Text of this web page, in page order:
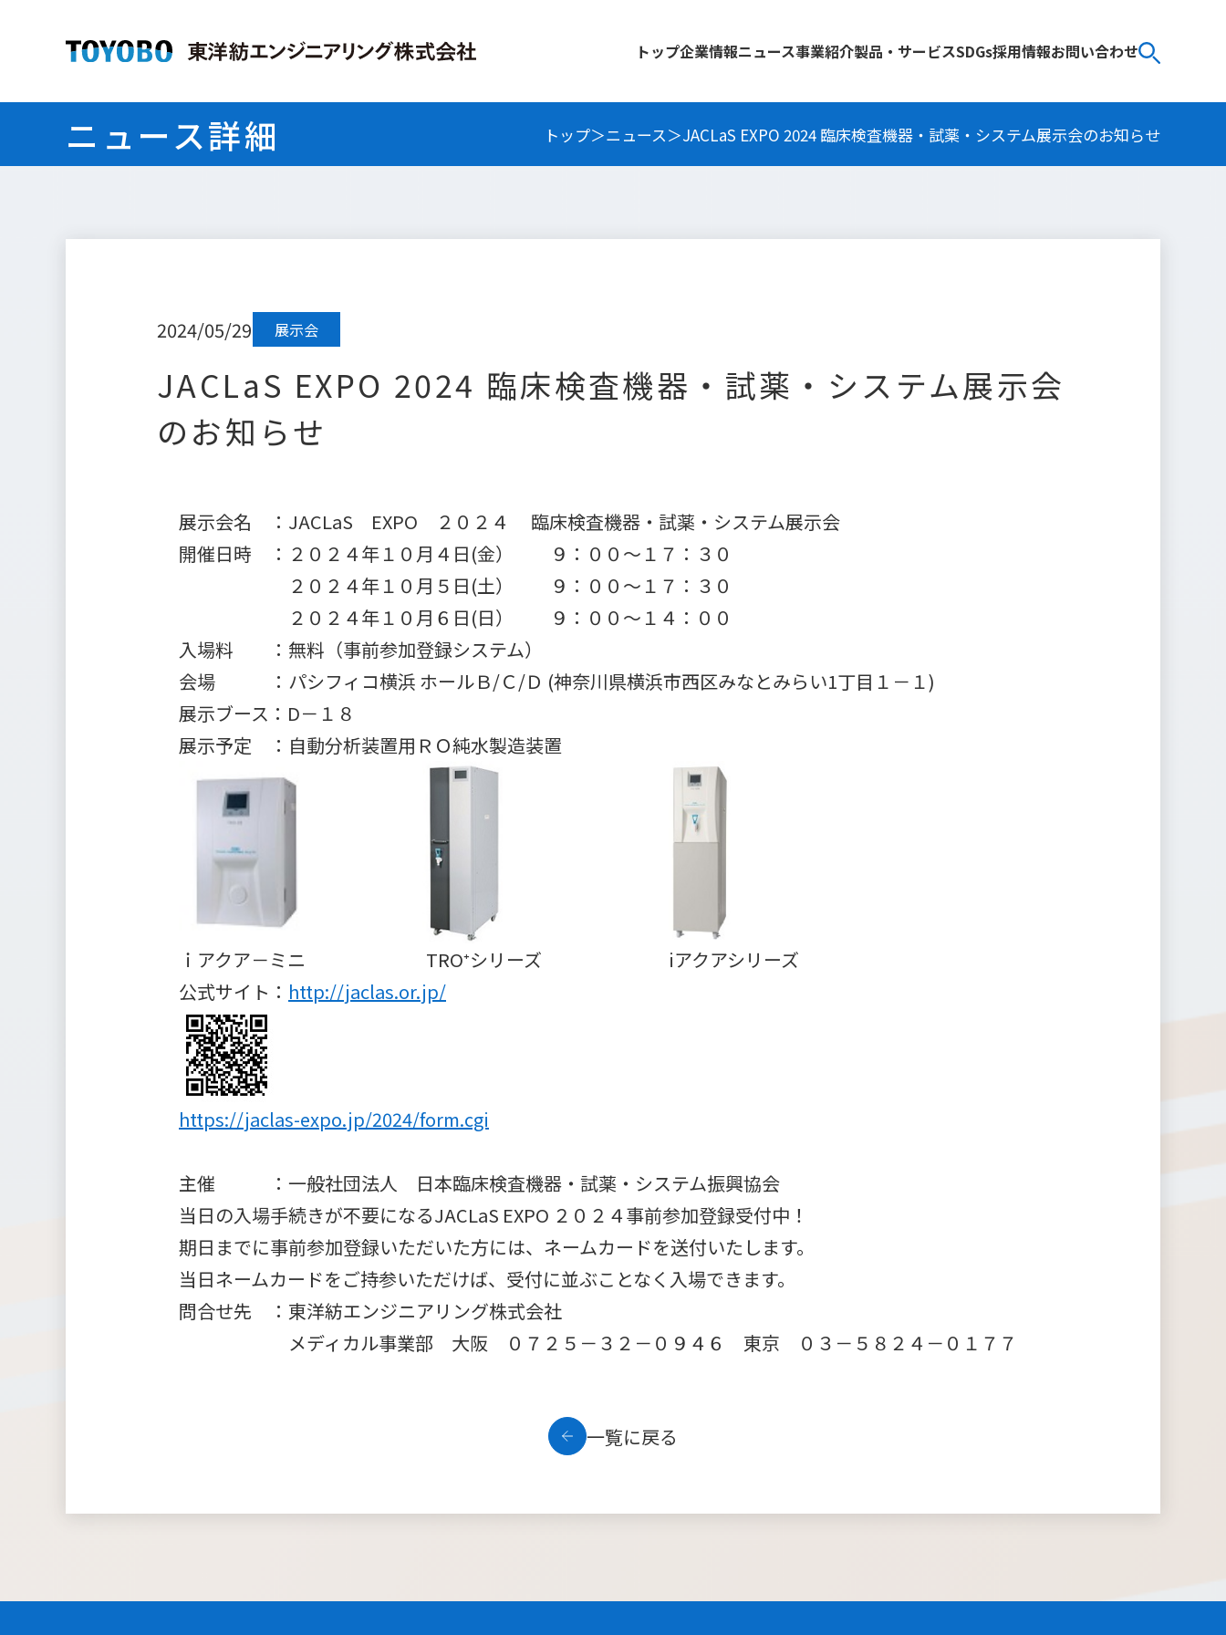
トップ企業情報ニュース事業紹介製品・サービスSDGs採用情報お問い合わせ
ニュース詳細 トップ ニュース JACLaS EXPO 2024 臨床検査機器・試薬・システム展示会のお知らせ
2024/05/29 展示会
JACLaS EXPO 2024 臨床検査機器・試薬・システム展示会
のお知らせ
展示会名 ：JACLaS EXPO ２０２４ 臨床検査機器・試薬・システム展示会
開催日時 ：２０２４年１０月４日(金） ９：００～１７：３０
２０２４年１０月５日(土） ９：００～１７：３０
２０２４年１０月６日(日） ９：００～１４：００
入場料 ：無料（事前参加登録システム）
会場 ：パシフィコ横浜 ホールＢ/Ｃ/Ｄ (神奈川県横浜市西区みなとみらい1丁目１－１)
展示ブース：D－１８
展示予定 ：自動分析装置用ＲＯ純水製造装置
ｉアクア－ミニ TRO⁺シリーズ
iアクアシリーズ
公式サイト： http://jaclas.or.jp/
https://jaclas-expo.jp/2024/form.cgi
主催 ：一般社団法人 日本臨床検査機器・試薬・システム振興協会
当日の入場手続きが不要になるJACLaS EXPO ２０２４事前参加登録受付中！
期日までに事前参加登録いただいた方には、ネームカードを送付いたします。
当日ネームカードをご持参いただけば、受付に並ぶことなく入場できます。
問合せ先 ：東洋紡エンジニアリング株式会社
メディカル事業部 大阪 ０７２５－３２－０９４６ 東京 ０３－５８２４－０１７７
一覧に戻る